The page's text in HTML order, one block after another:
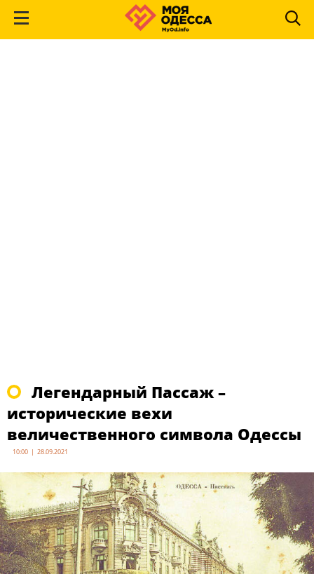
Легендарный Пассаж –
исторические вехи
величественного символа Одессы
10:00 | 28.09.2021